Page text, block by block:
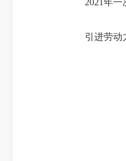
2021年
引进劳动